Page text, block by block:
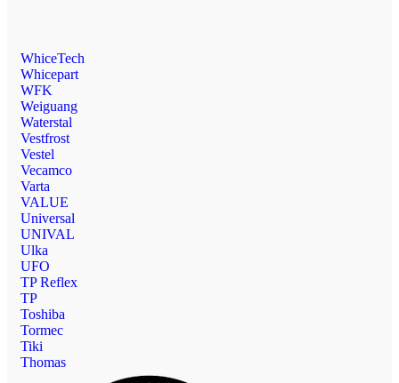
WhiceTech
Whicepart
WFK
Weiguang
Waterstal
Vestfrost
Vestel
Vecamco
Varta
VALUE
Universal
UNIVAL
Ulka
UFO
TP Reflex
TP
Toshiba
Tormec
Tiki
Thomas